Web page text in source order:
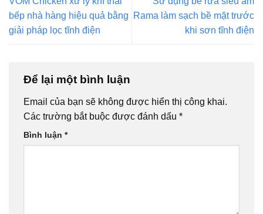
bếp nhà hàng hiệu quả bằng
giải pháp lọc tĩnh điện
Rama làm sạch bề mặt trước
khi sơn tĩnh điện
Để lại một bình luận
Email của bạn sẽ không được hiển thị công khai.
Các trường bắt buộc được đánh dấu *
Bình luận *